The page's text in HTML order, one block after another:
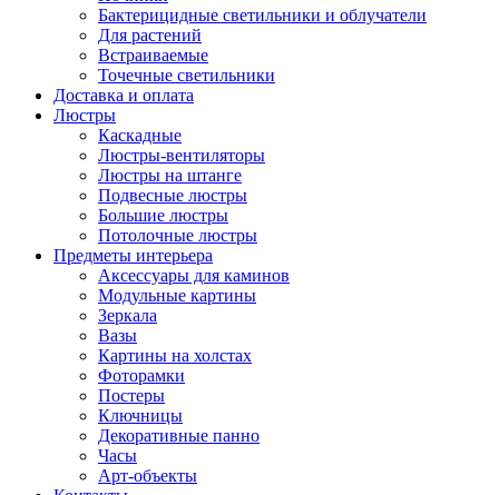
Бактерицидные светильники и облучатели
Для растений
Встраиваемые
Точечные светильники
Доставка и оплата
Люстры
Каскадные
Люстры-вентиляторы
Люстры на штанге
Подвесные люстры
Большие люстры
Потолочные люстры
Предметы интерьера
Аксессуары для каминов
Модульные картины
Зеркала
Вазы
Картины на холстах
Фоторамки
Постеры
Ключницы
Декоративные панно
Часы
Арт-объекты